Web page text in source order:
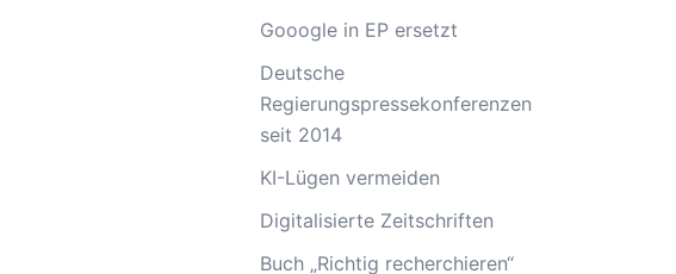
Gooogle in EP ersetzt
Deutsche
Regierungspressekonferenzen
seit 2014
KI-Lügen vermeiden
Digitalisierte Zeitschriften
Buch „Richtig recherchieren“